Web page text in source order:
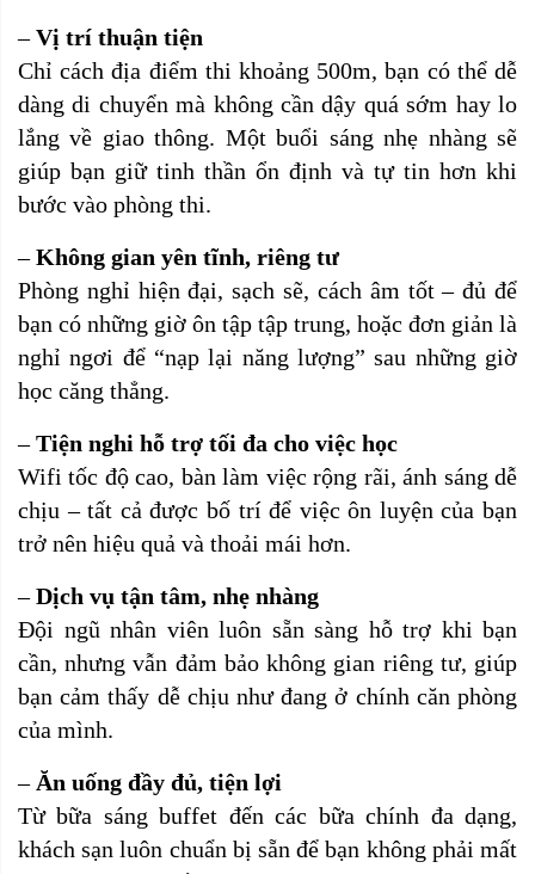
–Vị trí thuận tiện
Chỉ cách địa điểm thi khoảng 500m, bạn có thể dễ
dàng di chuyển mà không cần dậy quá sớm hay lo
lắng về giao thông. Một buổi sáng nhẹ nhàng sẽ
giúp bạn giữ tinh thần ổn định và tự tin hơn khi
bước vào phòng thi.
–Không gian yên tĩnh, riêng tư
Phòng nghỉ hiện đại, sạch sẽ, cách âm tốt – đủ để
bạn có những giờ ôn tập tập trung, hoặc đơn giản là
nghỉ ngơi để “nạp lại năng lượng” sau những giờ
học căng thẳng.
–Tiện nghi hỗ trợ tối đa cho việc học
Wifi tốc độ cao, bàn làm việc rộng rãi, ánh sáng dễ
chịu – tất cả được bố trí để việc ôn luyện của bạn
trở nên hiệu quả và thoải mái hơn.
–Dịch vụ tận tâm, nhẹ nhàng
Đội ngũ nhân viên luôn sẵn sàng hỗ trợ khi bạn
cần, nhưng vẫn đảm bảo không gian riêng tư, giúp
bạn cảm thấy dễ chịu như đang ở chính căn phòng
của mình.
– Ăn uống đầy đủ, tiện lợi
Từ bữa sáng buffet đến các bữa chính đa dạng,
khách sạn luôn chuẩn bị sẵn để bạn không phải mất